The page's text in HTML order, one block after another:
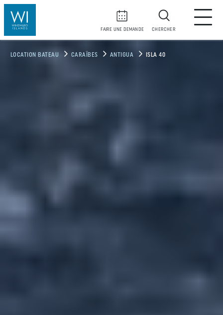
FAIRE UNE DEMANDE CHERCHER
LOCATION BATEAU CARAÏBES ANTIGUA ISLA 40